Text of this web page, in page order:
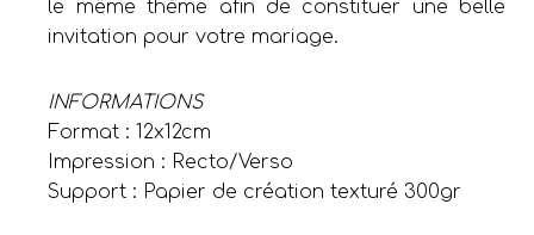
le même thème afin de constituer une belle
invitation pour votre mariage.
INFORMATIONS
Format : 12x12cm
Impression : Recto/Verso
Support : Papier de création texturé 300gr